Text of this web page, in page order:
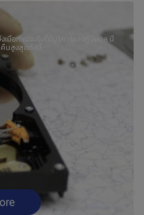
มื่อท่านจะเริ่มใช้บริการการกู้ข้อมูล มี
นสูงสุดดังนี้